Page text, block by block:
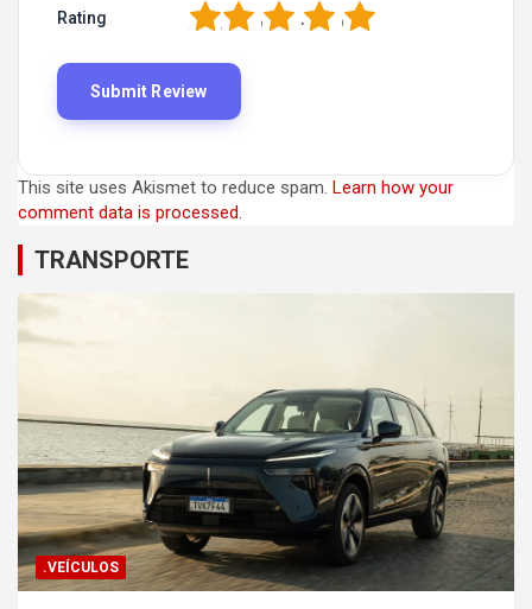
Rating 5
4
3
2
This site uses Akismet to reduce spam. Learn how your
comment data is processed.
TRANSPORTE
.VEÍCULOS